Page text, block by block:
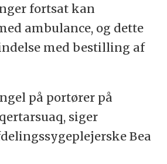
fortsat kan
ambulance, og dette
med bestilling af
på portører på
siger
Bea